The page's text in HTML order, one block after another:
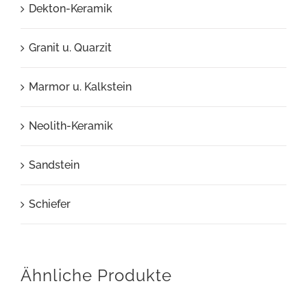
Dekton-Keramik
Granit u. Quarzit
Marmor u. Kalkstein
Neolith-Keramik
Sandstein
Schiefer
Ähnliche Produkte